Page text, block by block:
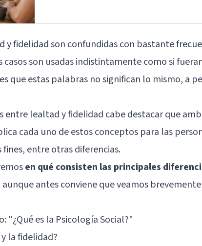
y fidelidad son confundidas con bastante
casos son usadas indistintamente como si
que estas palabras no significan lo mismo, a
entre lealtad y fidelidad cabe destacar que
cada uno de estos conceptos para las
entre otras diferencias.
en qué consisten las principales
aunque antes conviene que veamos
"¿Qué es la Psicología Social?"
la fidelidad?